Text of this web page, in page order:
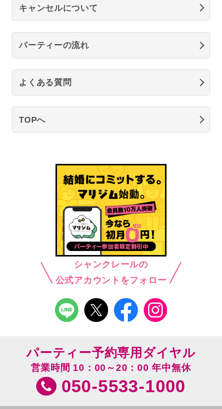
キャンセルについて
パーティーの流れ
よくある質問
TOPへ
シャンクレールの
公式アカウントをフォロー
パーティー予約専用ダイヤル
営業時間 10：00～20：00 年中無休
050-5533-1000